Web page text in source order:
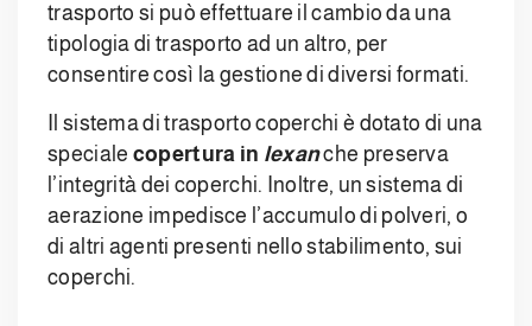
trasporto si può effettuare il cambio da una
tipologia di trasporto ad un altro, per
consentire così la gestione di diversi formati.
Il sistema di trasporto coperchi è dotato di una
speciale copertura in lexanche preserva
l’integrità dei coperchi. Inoltre, un sistema di
aerazione impedisce l’accumulo di polveri, o
di altri agenti presenti nello stabilimento, sui
coperchi.